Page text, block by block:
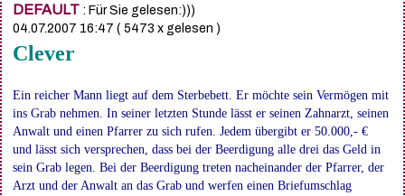
DEFAULT: Für Sie gelesen:)))
04.07.2007 16:47 ( 5473 x gelesen )
Clever
Ein reicher Mann liegt auf dem Sterbebett. Er möchte sein Vermögen mit
ins Grab nehmen. In seiner letzten Stunde lässt er seinen Zahnarzt, seinen
Anwalt und einen Pfarrer zu sich rufen. Jedem übergibt er 50.000,- €
und lässt sich versprechen, dass bei der Beerdigung alle drei das Geld in
sein Grab legen. Bei der Beerdigung treten nacheinander der Pfarrer, der
Arzt und der Anwalt an das Grab und werfen einen Briefumschlag